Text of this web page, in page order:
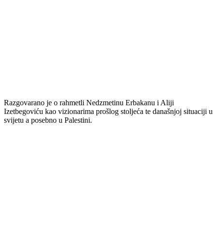
Razgovarano je o rahmetli Nedzmetinu Erbakanu i Aliji
Izetbegoviću kao vizionarima prošlog stoljeća te današnjoj situaciji u
svijetu a posebno u Palestini.